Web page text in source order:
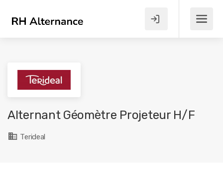
Alternant Géomètre Projeteur H/F
Terideal